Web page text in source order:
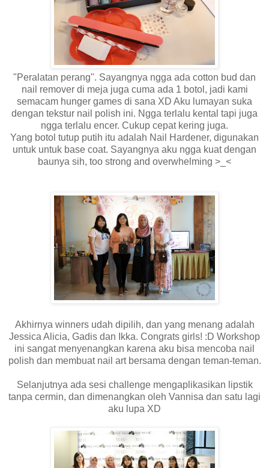
"Peralatan perang". Sayangnya ngga ada cotton bud dan
nail remover di meja juga cuma ada 1 botol, jadi kami
semacam hunger games di sana XD Aku lumayan suka
dengan tekstur nail polish ini. Ngga terlalu kental tapi juga
ngga terlalu encer. Cukup cepat kering juga.
Yang botol tutup putih itu adalah Nail Hardener, digunakan
untuk untuk base coat. Sayangnya aku ngga kuat dengan
baunya sih, too strong and overwhelming >_<
Akhirnya winners udah dipilih, dan yang menang adalah
Jessica Alicia, Gadis dan Ikka. Congrats girls! :D Workshop
ini sangat menyenangkan karena aku bisa mencoba nail
polish dan membuat nail art bersama dengan teman-teman.
Selanjutnya ada sesi challenge mengaplikasikan lipstik
tanpa cermin, dan dimenangkan oleh Vannisa dan satu lagi
aku lupa XD